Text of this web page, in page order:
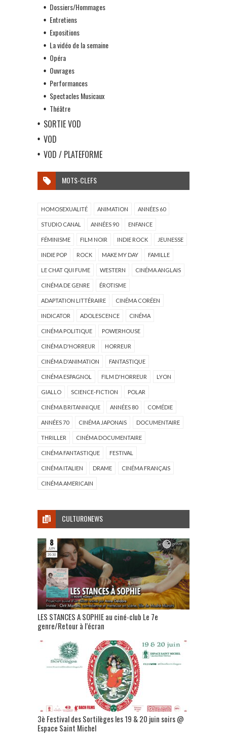
Dossiers/Hommages
Entretiens
Expositions
La vidéo de la semaine
Opéra
Ouvrages
Performances
Spectacles Musicaux
Théâtre
SORTIE VOD
VOD
VOD / PLATEFORME
MOTS-CLEFS
HOMOSEXUALITÉ ANIMATION ANNÉES 60
STUDIO CANAL ANNÉES 90 ENFANCE
FÉMINISME FILM NOIR INDIE ROCK JEUNESSE
INDIE POP ROCK MAKE MY DAY FAMILLE
LE CHAT QUI FUME WESTERN CINÉMA ANGLAIS
CINÉMA DE GENRE ÉROTISME
ADAPTATION LITTÉRAIRE CINÉMA CORÉEN
INDICATOR ADOLESCENCE CINÉMA
CINÉMA POLITIQUE POWERHOUSE
CINÉMA D'HORREUR HORREUR
CINÉMA D'ANIMATION FANTASTIQUE
CINÉMA ESPAGNOL FILM D'HORREUR LYON
GIALLO SCIENCE-FICTION POLAR
CINÉMA BRITANNIQUE ANNÉES 80 COMÉDIE
ANNÉES 70 CINÉMA JAPONAIS DOCUMENTAIRE
THRILLER CINÉMA DOCUMENTAIRE
CINÉMA FANTASTIQUE FESTIVAL
CINÉMA ITALIEN DRAME CINÉMA FRANÇAIS
CINÉMA AMERICAIN
CULTURONEWS
LES STANCES A SOPHIE au ciné-club Le 7e
genre/Retour à l’écran
3è Festival des Sortilèges les 19 & 20 juin soirs @
Espace Saint Michel